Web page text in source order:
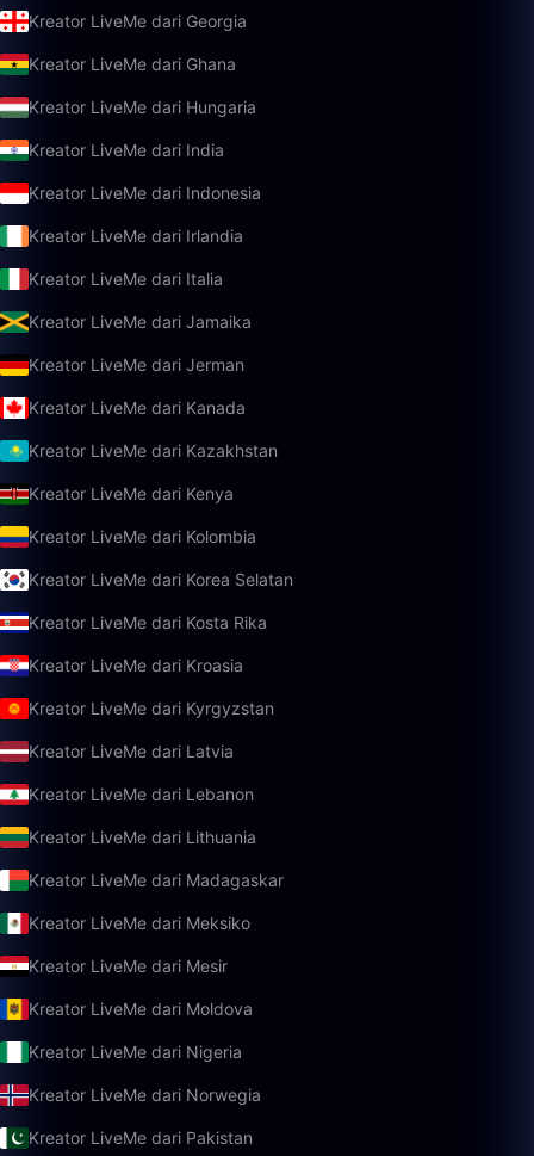
Kreator LiveMe dari Georgia
Kreator LiveMe dari Ghana
Kreator LiveMe dari Hungaria
Kreator LiveMe dari India
Kreator LiveMe dari Indonesia
Kreator LiveMe dari Irlandia
Kreator LiveMe dari Italia
Kreator LiveMe dari Jamaika
Kreator LiveMe dari Jerman
Kreator LiveMe dari Kanada
Kreator LiveMe dari Kazakhstan
Kreator LiveMe dari Kenya
Kreator LiveMe dari Kolombia
Kreator LiveMe dari Korea Selatan
Kreator LiveMe dari Kosta Rika
Kreator LiveMe dari Kroasia
Kreator LiveMe dari Kyrgyzstan
Kreator LiveMe dari Latvia
Kreator LiveMe dari Lebanon
Kreator LiveMe dari Lithuania
Kreator LiveMe dari Madagaskar
Kreator LiveMe dari Meksiko
Kreator LiveMe dari Mesir
Kreator LiveMe dari Moldova
Kreator LiveMe dari Nigeria
Kreator LiveMe dari Norwegia
Kreator LiveMe dari Pakistan